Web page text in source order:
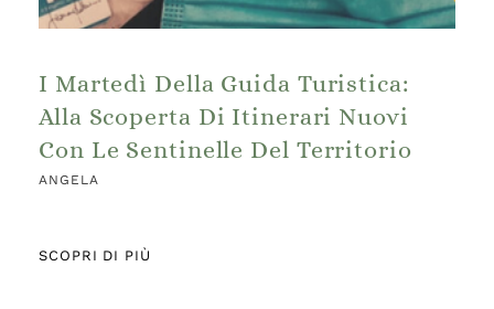
I Martedì Della Guida Turistica:
Alla Scoperta Di Itinerari Nuovi
Con Le Sentinelle Del Territorio
ANGELA
SCOPRI DI PIÙ